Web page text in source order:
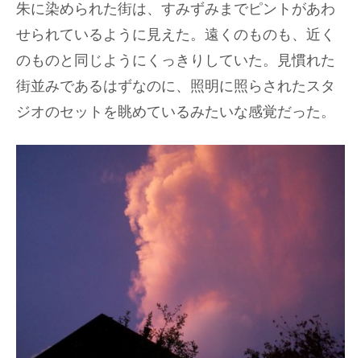
朱に染められた街は、すみずみまでピントがあわ
せられているように見えた。遠くのものも、近く
のものと同じようにくっきりしていた。見慣れた
街並みであるはずなのに、照明に照らされたスタ
ジオのセットを眺めているみたいな感覚だった。